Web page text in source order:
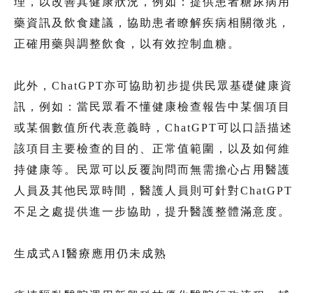
藥資訊及飲食建議，協助患者瞭解疾病相關徵兆，
正確用藥與調整飲食，以有效控制血糖。
此外，ChatGPT亦可協助初步提供民眾基礎健康資
訊，例如：當民眾看不懂健康檢查報告中某個項目
或某個數值所代表意義時，ChatGPT可以口語描述
該項目主要檢查的目的、正常值範圍，以及如何維
持健康等。民眾可以反覆詢問而無需擔心占用醫護
人員及其他民眾時間，醫護人員則可針對ChatGPT
不足之處提供進一步協助，提升醫護整體滿意度。
生成式AI醫療應用仍未成熟